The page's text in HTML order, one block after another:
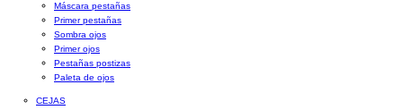
Máscara pestañas
Primer pestañas
Sombra ojos
Primer ojos
Pestañas postizas
Paleta de ojos
CEJAS